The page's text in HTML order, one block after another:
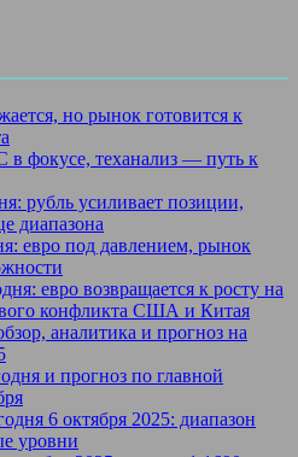
но рынок готовится к
в фокусе, теханализ — путь к
рубль усиливает позиции,
диапазона
евро под давлением, рынок
евро возвращается к росту на
конфликта США и Китая
аналитика и прогноз на
и прогноз по главной
6 октября 2025: диапазон
уровни